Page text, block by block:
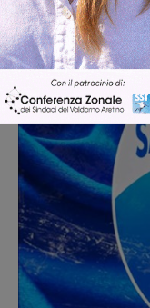
Ultime Notizie